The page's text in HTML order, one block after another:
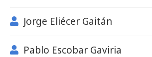
Jorge Eliécer Gaitán
Pablo Escobar Gaviria